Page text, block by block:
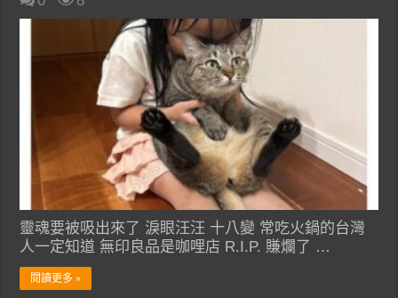
靈魂要被吸出來了 淚眼汪汪 十八變 常吃火鍋的台灣
人一定知道 無印良品是咖哩店 R.I.P. 賺爛了 …
閱讀更多 »